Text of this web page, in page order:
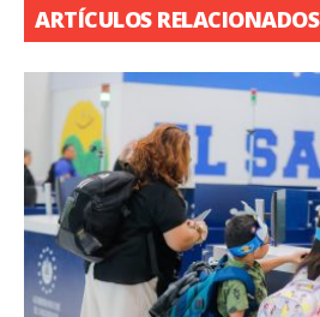
ARTÍCULOS RELACIONADOS